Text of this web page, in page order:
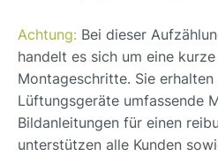
Achtung: Bei dieser
handelt es sich um eine
Montageschritte. Sie
Lüftungsgeräte umfassende
Bildanleitungen für einen
unterstützen alle Kunden